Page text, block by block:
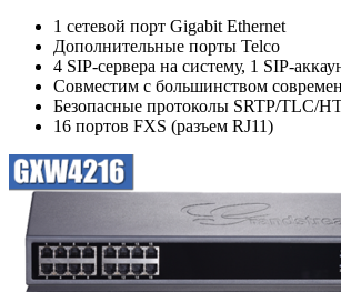
1 сетевой порт Gigabit Ethernet
Дополнительные порты Telco
4 SIP-сервера на систему, 1 SIP-
Совместим с большинством
Безопасные протоколы SRTP/TLC/
16 портов FXS (разъем RJ11)